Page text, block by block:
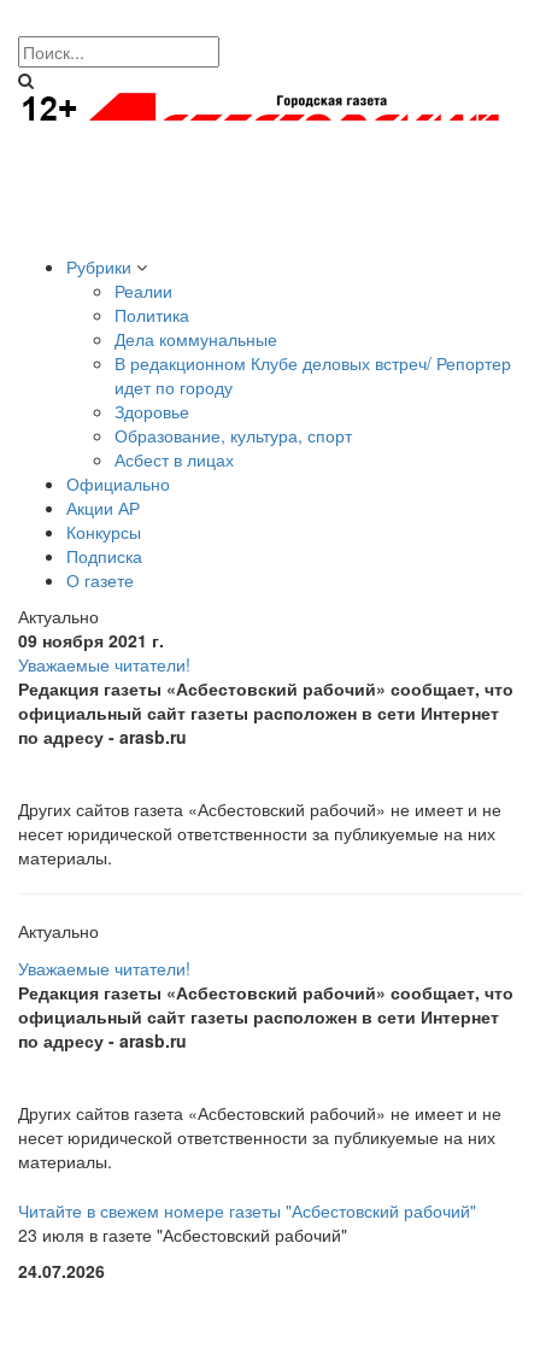
Рубрики
Реалии
Политика
Дела коммунальные
В редакционном Клубе деловых встреч/ Репортер
идет по городу
Здоровье
Образование, культура, спорт
Асбест в лицах
Официально
Акции АР
Конкурсы
Подписка
О газете
Актуально
09 ноября 2021 г.
Уважаемые читатели!
Редакция газеты «Асбестовский рабочий» сообщает, что
официальный сайт газеты расположен в сети Интернет
по адресу - arasb.ru
Других сайтов газета «Асбестовский рабочий» не имеет и не
несет юридической ответственности за публикуемые на них
материалы.
Актуально
Уважаемые читатели!
Редакция газеты «Асбестовский рабочий» сообщает, что
официальный сайт газеты расположен в сети Интернет
по адресу - arasb.ru
Других сайтов газета «Асбестовский рабочий» не имеет и не
несет юридической ответственности за публикуемые на них
материалы.
Читайте в свежем номере газеты "Асбестовский рабочий"
23 июля в газете "Асбестовский рабочий"
24.07.2026